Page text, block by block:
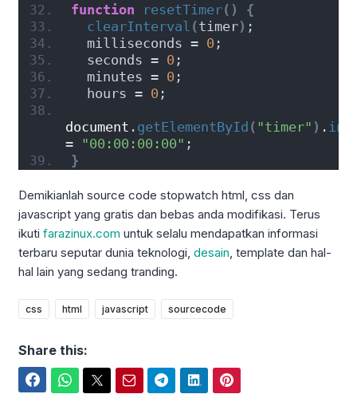
function resetTimer( )
{
clearInterval (timer) ;
  milliseconds =
0 ;
  seconds =
0 ;
  minutes =
0 ;
  hours =
0 ;
document . getElementById ( "timer" ) .
= "00:00:00:00" ;
}
Demikianlah source code stopwatch html, css dan
javascript yang gratis dan bebas anda modifikasi. Terus
ikuti farazinux.com untuk selalu mendapatkan informasi
terbaru seputar dunia teknologi, desain , template dan hal-
hal lain yang sedang tranding.
css html javascript sourcecode
Share this: